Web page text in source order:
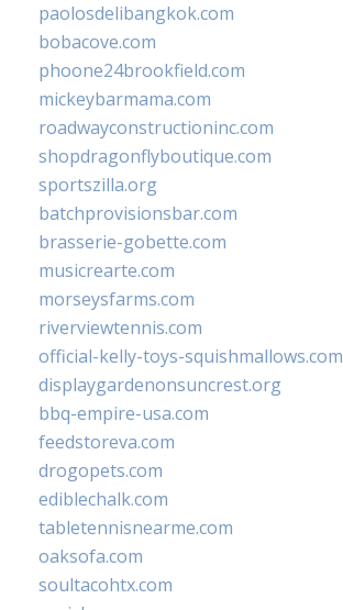
paolosdelibangkok.com
bobacove.com
phoone24brookfield.com
mickeybarmama.com
roadwayconstructioninc.com
shopdragonflyboutique.com
sportszilla.org
batchprovisionsbar.com
brasserie-gobette.com
musicrearte.com
morseysfarms.com
riverviewtennis.com
official-kelly-toys-squishmallows.com
displaygardenonsuncrest.org
bbq-empire-usa.com
feedstoreva.com
drogopets.com
ediblechalk.com
tabletennisnearme.com
oaksofa.com
soultacohtx.com